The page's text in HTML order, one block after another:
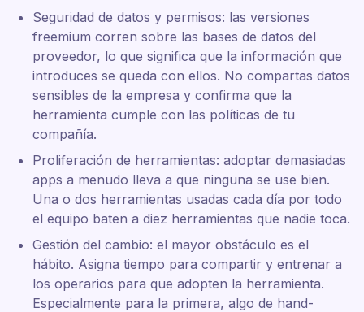
Seguridad de datos y permisos: las versiones
freemium corren sobre las bases de datos del
proveedor, lo que significa que la información que
introduces se queda con ellos. No compartas datos
sensibles de la empresa y confirma que la
herramienta cumple con las políticas de tu
compañía.
Proliferación de herramientas: adoptar demasiadas
apps a menudo lleva a que ninguna se use bien.
Una o dos herramientas usadas cada día por todo
el equipo baten a diez herramientas que nadie toca.
Gestión del cambio: el mayor obstáculo es el
hábito. Asigna tiempo para compartir y entrenar a
los operarios para que adopten la herramienta.
Especialmente para la primera, algo de hand-